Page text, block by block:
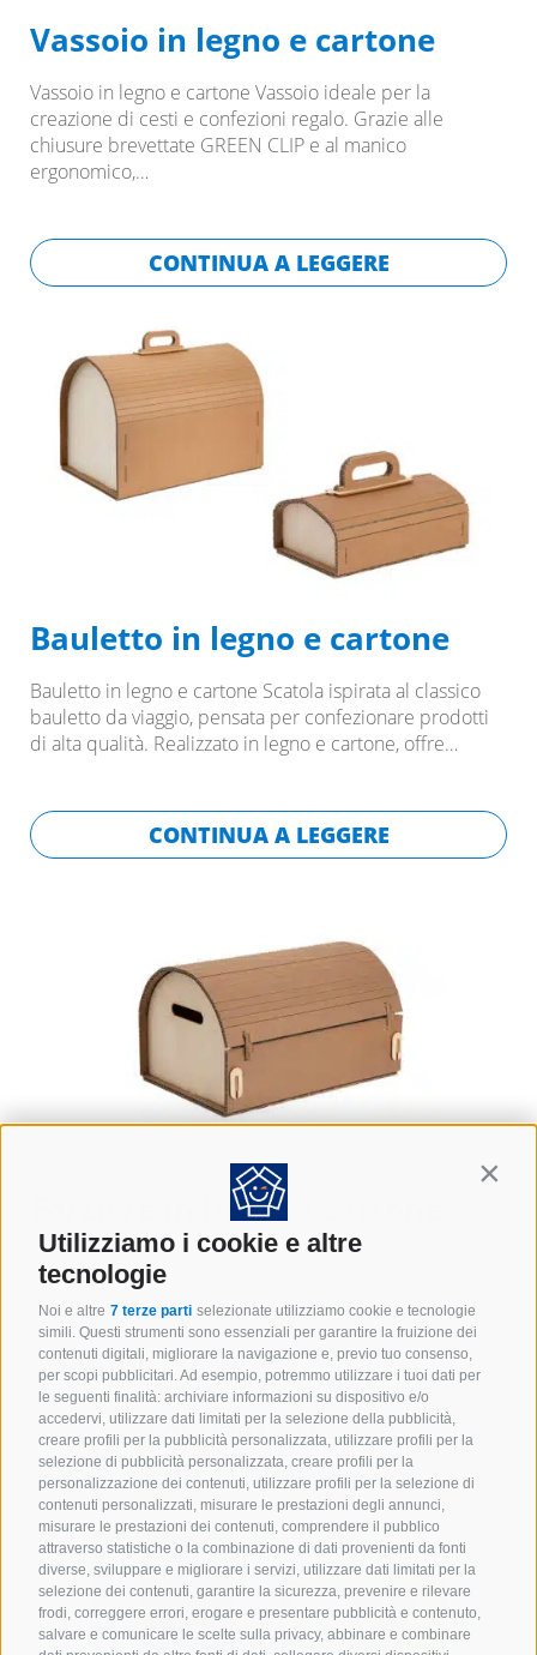
Utilizziamo i cookie e altre
tecnologie
Noi e altre 7 terze parti selezionate utilizziamo cookie e tecnologie
simili. Questi strumenti sono essenziali per garantire la fruizione dei
contenuti digitali, migliorare la navigazione e, previo tuo consenso,
per scopi pubblicitari. Ad esempio, potremmo utilizzare i tuoi dati per
le seguenti finalità: archiviare informazioni su dispositivo e/o
accedervi, utilizzare dati limitati per la selezione della pubblicità,
creare profili per la pubblicità personalizzata, utilizzare profili per la
selezione di pubblicità personalizzata, creare profili per la
personalizzazione dei contenuti, utilizzare profili per la selezione di
contenuti personalizzati, misurare le prestazioni degli annunci,
misurare le prestazioni dei contenuti, comprendere il pubblico
attraverso statistiche o la combinazione di dati provenienti da fonti
diverse, sviluppare e migliorare i servizi, utilizzare dati limitati per la
selezione dei contenuti, garantire la sicurezza, prevenire e rilevare
frodi, correggere errori, erogare e presentare pubblicità e contenuto,
salvare e comunicare le scelte sulla privacy, abbinare e combinare
Vassoio in legno e cartone
Vassoio in legno e cartone Vassoio ideale per la
creazione di cesti e confezioni regalo. Grazie alle
chiusure brevettate GREEN CLIP e al manico
ergonomico,…
CONTINUA A LEGGERE
Bauletto in legno e cartone
Bauletto in legno e cartone Scatola ispirata al classico
bauletto da viaggio, pensata per confezionare prodotti
di alta qualità. Realizzato in legno e cartone, offre…
CONTINUA A LEGGERE
Forziere in legno e cartone
Forziere in legno e cartone Il nostro Scrigno, realizzato
con maestria artigianale, richiama l’aspetto di un forziere
robusto e progettato per proteggere oggetti preziosi.
Composto<span…
CONTINUA A LEGGERE